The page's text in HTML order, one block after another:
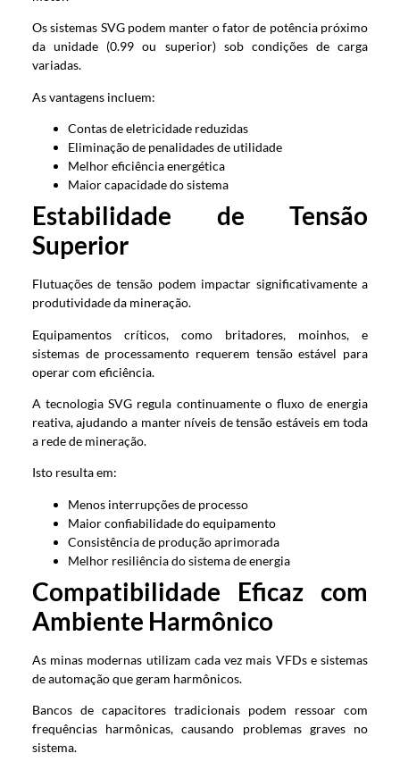
Os sistemas SVG podem manter o fator de potência próximo
da unidade (0.99 ou superior) sob condições de carga
variadas.
As vantagens incluem:
Contas de eletricidade reduzidas
Eliminação de penalidades de utilidade
Melhor eficiência energética
Maior capacidade do sistema
Estabilidade de Tensão
Superior
Flutuações de tensão podem impactar significativamente a
produtividade da mineração.
Equipamentos críticos, como britadores, moinhos, e
sistemas de processamento requerem tensão estável para
operar com eficiência.
A tecnologia SVG regula continuamente o fluxo de energia
reativa, ajudando a manter níveis de tensão estáveis ​​em toda
a rede de mineração.
Isto resulta em:
Menos interrupções de processo
Maior confiabilidade do equipamento
Consistência de produção aprimorada
Melhor resiliência do sistema de energia
Compatibilidade Eficaz com
Ambiente Harmônico
As minas modernas utilizam cada vez mais VFDs e sistemas
de automação que geram harmônicos.
Bancos de capacitores tradicionais podem ressoar com
frequências harmônicas, causando problemas graves no
sistema.